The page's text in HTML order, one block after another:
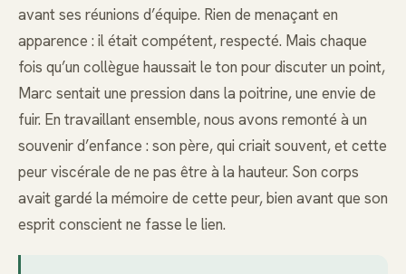
avant ses réunions d’équipe. Rien de menaçant en
apparence : il était compétent, respecté. Mais chaque
fois qu’un collègue haussait le ton pour discuter un point,
Marc sentait une pression dans la poitrine, une envie de
fuir. En travaillant ensemble, nous avons remonté à un
souvenir d’enfance : son père, qui criait souvent, et cette
peur viscérale de ne pas être à la hauteur. Son corps
avait gardé la mémoire de cette peur, bien avant que son
esprit conscient ne fasse le lien.